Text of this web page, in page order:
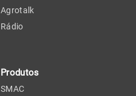
Agrotalk
Rádio
Produtos
SMAC